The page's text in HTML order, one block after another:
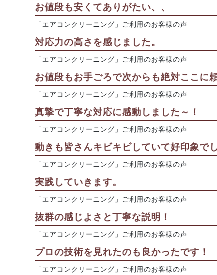
お値段も安くてありがたい、、
「エアコンクリーニング」ご利用のお客様の声
対応力の高さを感じました。
「エアコンクリーニング」ご利用のお客様の声
お値段もお手ごろで次からも絶対ここに
「エアコンクリーニング」ご利用のお客様の声
真摯で丁寧な対応に感動しました～！
「エアコンクリーニング」ご利用のお客様の声
動きも皆さんキビキビしていて好印象で
「エアコンクリーニング」ご利用のお客様の声
実践していきます。
「エアコンクリーニング」ご利用のお客様の声
抜群の感じよさと丁寧な説明！
「エアコンクリーニング」ご利用のお客様の声
プロの技術を見れたのも良かったです！
「エアコンクリーニング」ご利用のお客様の声